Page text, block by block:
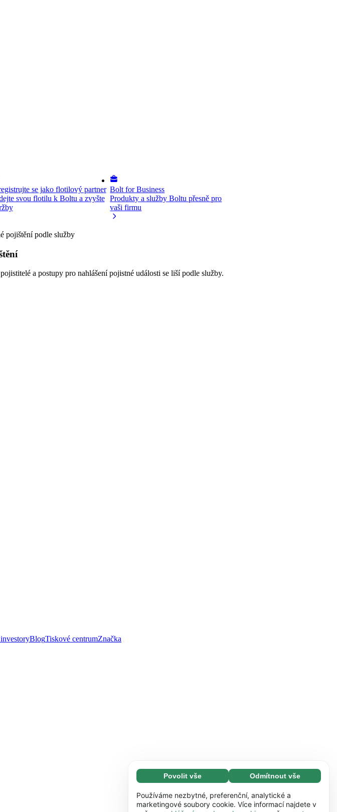
Nezbytné (65)
Nezbytné soubory cookie umožňují využívat
naše webové stránky díky základním
Zjistit více
Povolit vše Odmítnout vše
Používáme nezbytné, preferenční, analytické a
marketingové soubory cookie. Více informací najdete v
se jako flotilový partner
svou flotilu k Boltu a zvyšte
Bolt for Business
Produkty a služby Boltu přesně pro
vaši firmu
pojištění podle služby
a postupy pro nahlášení pojistné události se liší podle služby.
BlogTiskové centrumZnačka